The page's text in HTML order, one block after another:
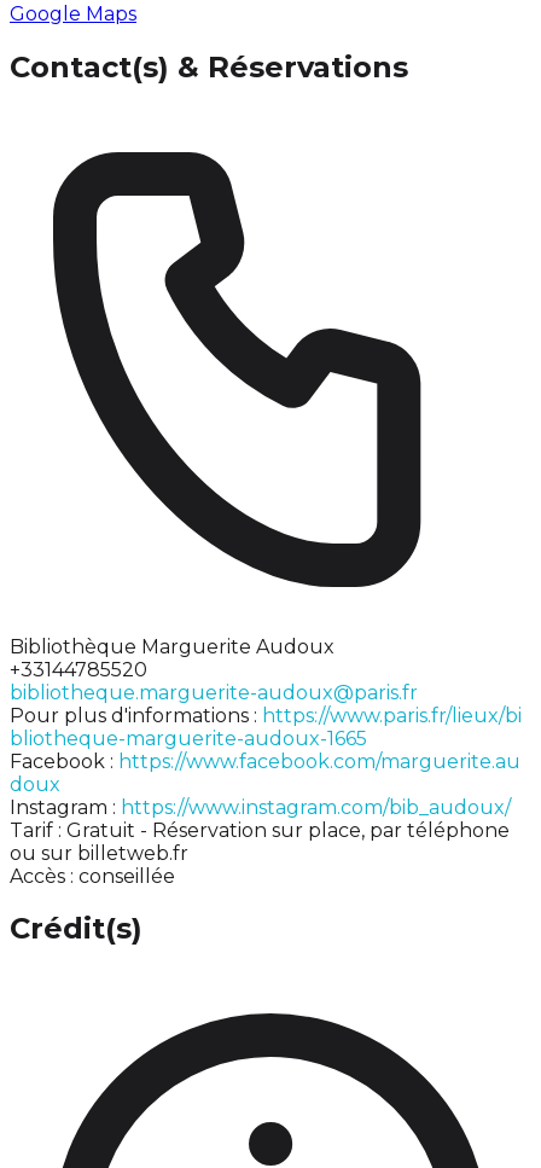
Google Maps
Contact(s) & Réservations
Bibliothèque Marguerite Audoux
+33144785520
bibliotheque.marguerite-audoux@paris.fr
Pour plus d'informations : https://www.paris.fr/lieux/bi
bliotheque-marguerite-audoux-1665
Facebook : https://www.facebook.com/marguerite.au
doux
Instagram : https://www.instagram.com/bib_audoux/
Tarif : Gratuit - Réservation sur place, par téléphone
ou sur billetweb.fr
Accès : conseillée
Crédit(s)